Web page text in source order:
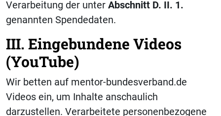
Verarbeitung der unter Abschnitt D. II. 1.
genannten Spendedaten.
III. Eingebundene Videos
(YouTube)
Wir betten auf mentor-bundesverband.de
Videos ein, um Inhalte anschaulich
darzustellen. Verarbeitete personenbezogene